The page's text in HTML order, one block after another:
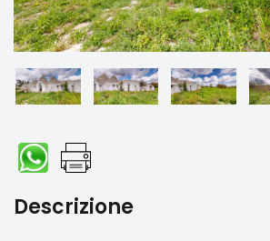
Descrizione